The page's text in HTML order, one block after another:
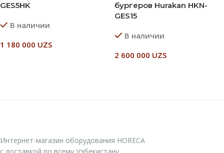
GES5HK
В наличии
1 180 000 UZS
бургеров Hurakan HKN-
GES15
В наличии
2 600 000 UZS
Интернет-магазин оборудования HORECA